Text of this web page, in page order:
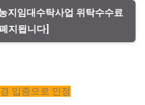
지임대수탁사업 위탁수수료
지됩니다]
입증으로 인정